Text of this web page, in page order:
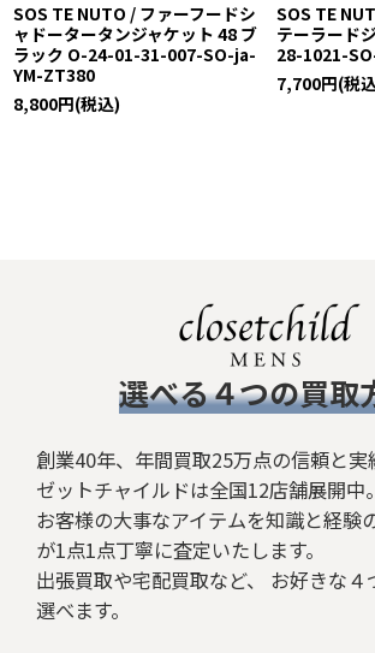
SOS TE NUTO / ファーフードシ
ャドータータンジャケット 48 ブ
ラック O-24-01-31-007-SO-ja-
YM-ZT380
8,800円(税込)
SOS TE
テーラード
28-1021-
7,700円(税
選べる４つの買取
創業40年、年間買取25万点の信頼と実
ゼットチャイルドは全国12店舗展開中。
お客様の大事なアイテムを知識と経験
が1点1点丁寧に査定いたします。
出張買取や宅配買取など、 お好きな４
選べます。